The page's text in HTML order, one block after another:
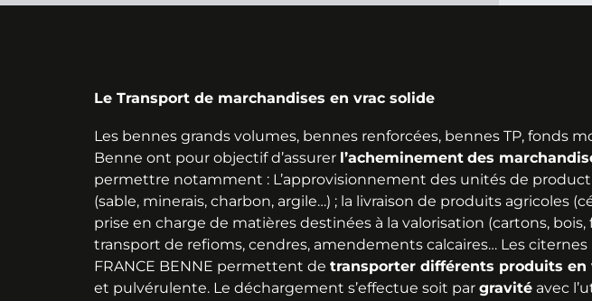
Le Transport de marchandises en vrac solide
Les bennes grands volumes, bennes renforcées, bennes TP, fonds
Benne ont pour objectif d’assurer l’acheminement des
permettre notamment : L’approvisionnement des unités de
(sable, minerais, charbon, argile…) ; la livraison de produits agricoles
prise en charge de matières destinées à la valorisation (cartons, bois,
transport de refioms, cendres, amendements calcaires… Les
FRANCE BENNE permettent de transporter différents produits en
et pulvérulente. Le déchargement s’effectue soit par gravité avec